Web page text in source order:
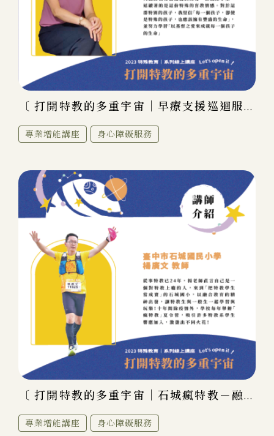
〔 打開特教的多重宇宙｜早療支援巡迴服...
專業增能講座 身心障礙服務
〔 打開特教的多重宇宙｜石城瘋特教－融...
專業增能講座 身心障礙服務